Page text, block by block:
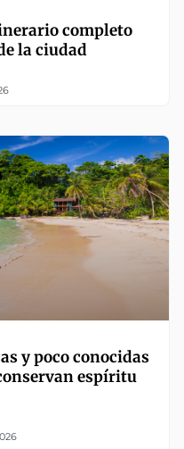
completo
la ciudad
y poco conocidas
espíritu